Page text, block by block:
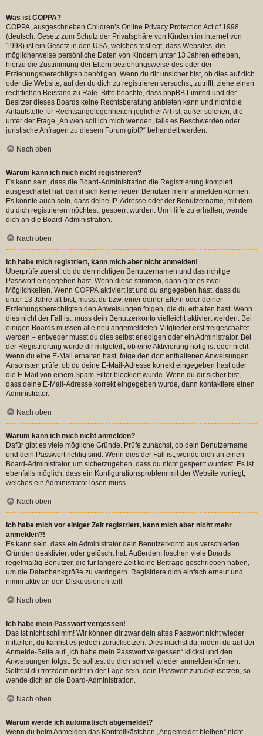
Was ist COPPA?
COPPA, ausgeschrieben Children’s Online Privacy Protection Act of 1998
(deutsch: Gesetz zum Schutz der Privatsphäre von Kindern im Internet von
1998) ist ein Gesetz in den USA, welches festlegt, dass Websites, die
möglicherweise persönliche Daten von Kindern unter 13 Jahren erheben,
hierzu die Zustimmung der Eltern beziehungsweise des oder der
Erziehungsberechtigten benötigen. Wenn du dir unsicher bist, ob dies auf dich
oder die Website, auf der du dich zu registrieren versuchst, zutrifft, ziehe einen
rechtlichen Beistand zu Rate. Bitte beachte, dass phpBB Limited und der
Besitzer dieses Boards keine Rechtsberatung anbieten kann und nicht die
Anlaufstelle für Rechtsangelegenheiten jeglicher Art ist; außer solchen, die
unter der Frage „An wen soll ich mich wenden, falls es Beschwerden oder
juristische Anfragen zu diesem Forum gibt?“ behandelt werden.
Nach oben
Warum kann ich mich nicht registrieren?
Es kann sein, dass die Board-Administration die Registrierung komplett
ausgeschaltet hat, damit sich keine neuen Benutzer mehr anmelden können.
Es könnte auch sein, dass deine IP-Adresse oder der Benutzername, mit dem
du dich registrieren möchtest, gesperrt wurden. Um Hilfe zu erhalten, wende
dich an die Board-Administration.
Nach oben
Ich habe mich registriert, kann mich aber nicht anmelden!
Überprüfe zuerst, ob du den richtigen Benutzernamen und das richtige
Passwort eingegeben hast. Wenn diese stimmen, dann gibt es zwei
Möglichkeiten. Wenn COPPA aktiviert ist und du angegeben hast, dass du
unter 13 Jahre alt bist, musst du bzw. einer deiner Eltern oder deiner
Erziehungsberechtigten den Anweisungen folgen, die du erhalten hast. Wenn
dies nicht der Fall ist, muss dein Benutzerkonto vielleicht aktiviert werden. Bei
einigen Boards müssen alle neu angemeldeten Mitglieder erst freigeschaltet
werden – entweder musst du dies selbst erledigen oder ein Administrator. Bei
der Registrierung wurde dir mitgeteilt, ob eine Aktivierung nötig ist oder nicht.
Wenn du eine E-Mail erhalten hast, folge den dort enthaltenen Anweisungen.
Ansonsten prüfe, ob du deine E-Mail-Adresse korrekt eingegeben hast oder
die E-Mail von einem Spam-Filter blockiert wurde. Wenn du dir sicher bist,
dass deine E-Mail-Adresse korrekt eingegeben wurde, dann kontaktiere einen
Administrator.
Nach oben
Warum kann ich mich nicht anmelden?
Dafür gibt es viele mögliche Gründe. Prüfe zunächst, ob dein Benutzername
und dein Passwort richtig sind. Wenn dies der Fall ist, wende dich an einen
Board-Administrator, um sicherzugehen, dass du nicht gesperrt wurdest. Es ist
ebenfalls möglich, dass ein Konfigurationsproblem mit der Website vorliegt,
welches ein Administrator lösen muss.
Nach oben
Ich habe mich vor einiger Zeit registriert, kann mich aber nicht mehr
anmelden?!
Es kann sein, dass ein Administrator dein Benutzerkonto aus verschieden
Gründen deaktiviert oder gelöscht hat. Außerdem löschen viele Boards
regelmäßig Benutzer, die für längere Zeit keine Beiträge geschrieben haben,
um die Datenbankgröße zu verringern. Registriere dich einfach erneut und
nimm aktiv an den Diskussionen teil!
Nach oben
Ich habe mein Passwort vergessen!
Das ist nicht schlimm! Wir können dir zwar dein altes Passwort nicht wieder
mitteilen, du kannst es jedoch zurücksetzen. Dies machst du, indem du auf der
Anmelde-Seite auf „Ich habe mein Passwort vergessen“ klickst und den
Anweisungen folgst. So solltest du dich schnell wieder anmelden können.
Solltest du trotzdem nicht in der Lage sein, dein Passwort zurückzusetzen, so
wende dich an die Board-Administration.
Nach oben
Warum werde ich automatisch abgemeldet?
Wenn du beim Anmelden das Kontrollkästchen „Angemeldet bleiben“ nicht